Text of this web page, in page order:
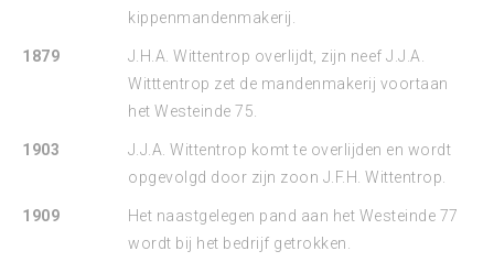
kippenmandenmakerij.
1879
J.H.A. Wittentrop overlijdt, zijn neef J.J.A.
Witttentrop zet de mandenmakerij voortaan
het Westeinde 75.
1903
J.J.A. Wittentrop komt te overlijden en wordt
opgevolgd door zijn zoon J.F.H. Wittentrop.
1909
Het naastgelegen pand aan het Westeinde 77
wordt bij het bedrijf getrokken.